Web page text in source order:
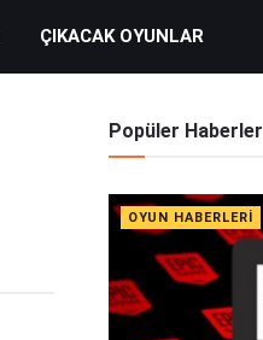
ÇIKACAK OYUNLAR
Popüler Haberler
OYUN HABERLERI